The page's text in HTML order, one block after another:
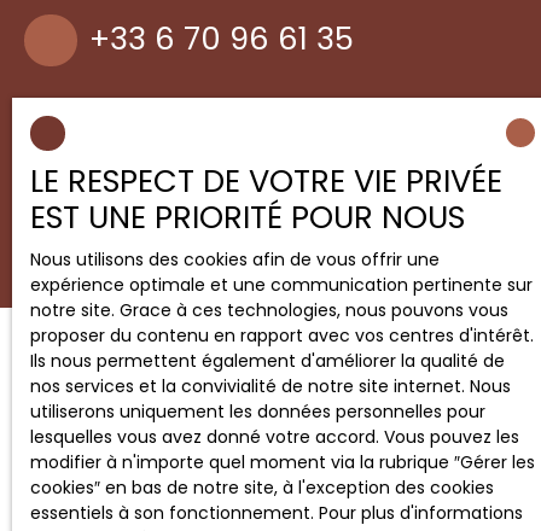
+33 6 70 96 61 35
LE RESPECT DE VOTRE VIE PRIVÉE
EST UNE PRIORITÉ POUR NOUS
Nous utilisons des cookies afin de vous offrir une
expérience optimale et une communication pertinente sur
notre site. Grace à ces technologies, nous pouvons vous
proposer du contenu en rapport avec vos centres d'intérêt.
Ils nous permettent également d'améliorer la qualité de
nos services et la convivialité de notre site internet. Nous
utiliserons uniquement les données personnelles pour
lesquelles vous avez donné votre accord. Vous pouvez les
modifier à n'importe quel moment via la rubrique ″Gérer les
cookies″ en bas de notre site, à l'exception des cookies
essentiels à son fonctionnement. Pour plus d'informations